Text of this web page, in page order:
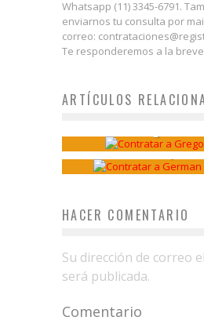
Whatsapp (11) 3345-6791.
enviarnos tu consulta por
correo:
Te responderemos a la
ARTÍCULOS
Hola soy
HACER COMENTARIO
Su dirección de correo
será publicada.
Comentario